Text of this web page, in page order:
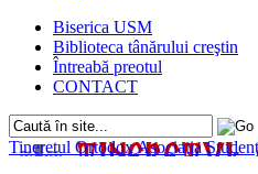
Biserica USM
Biblioteca tânărului creştin
Întreabă preotul
CONTACT
Tineretul OrtodoxAsociaţia